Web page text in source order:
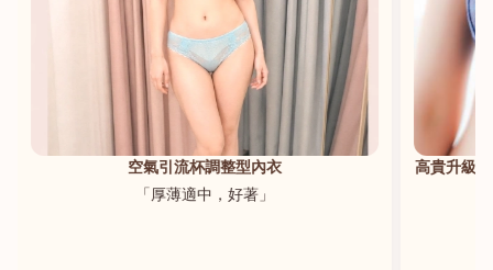
空氣引流杯調整型內衣
「厚薄適中，好著」
高貴升級